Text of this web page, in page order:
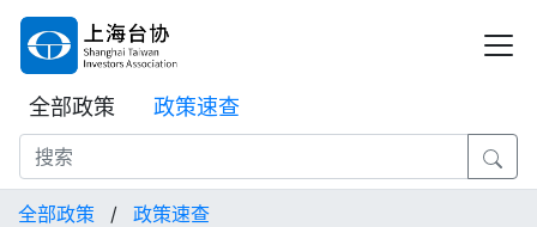
全部政策 政策速查
全部政策 / 政策速查